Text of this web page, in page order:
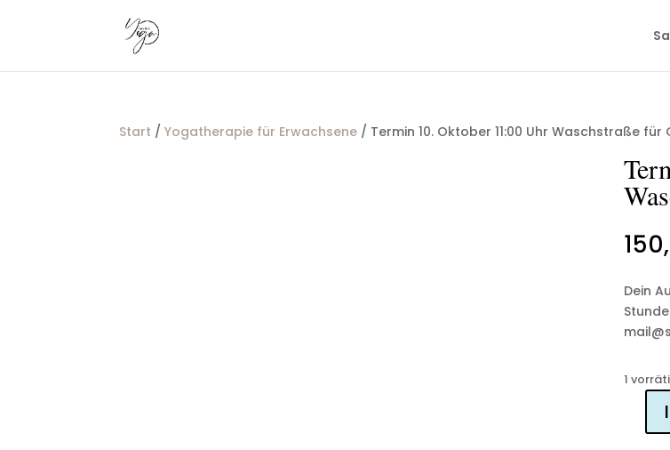
Start /Yogatherapie für Erwachsene / Termin 10. Oktober 11:00 Uhr Waschstraße für
Dein
1
Termin